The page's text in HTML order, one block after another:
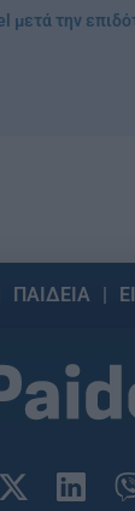
μετά την
ΠΑΙΔΕΙΑ